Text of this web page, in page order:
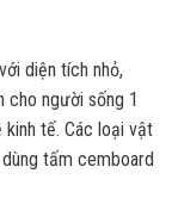
diện tích nhỏ,
cho người sống 1
tế. Các loại vật
tấm cemboard